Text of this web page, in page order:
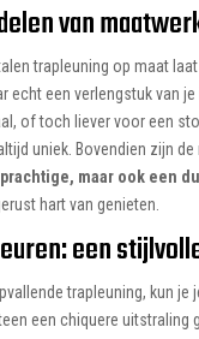
van
trapleuning op maat
echt een verlengstuk van
of toch liever voor een
uniek. Bovendien zijn
maar ook een
hart van genieten.
een
trapleuning, kun
een chiquere uitstraling